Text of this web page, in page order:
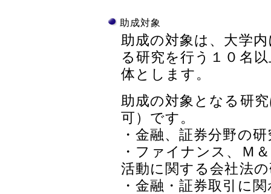
助成対象
助成の対象は、大学
る研究を行う１０名
体とします。
助成の対象となる研
可）です。
・金融、証券分野の研
・ファイナンス、Ｍ
活動に関する会社法
・金融・証券取引に